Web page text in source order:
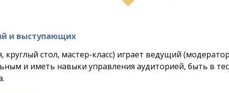
и выступающих
стол, мастер-класс) играет ведущий
и иметь навыки управления аудиторией, быть в